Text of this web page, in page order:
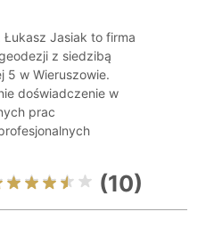
Łukasz Jasiak to firma
z siedzibą
5 w Wieruszowie.
doświadczenie w
prac
(10)